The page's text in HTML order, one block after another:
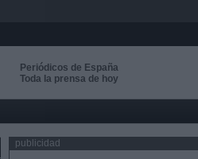
Periódicos de España
Toda la prensa de hoy
publicidad